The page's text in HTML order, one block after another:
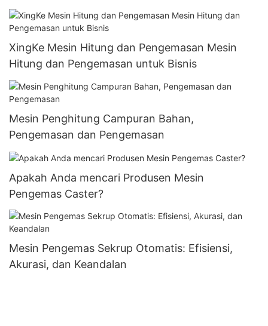
XingKe Mesin Hitung dan Pengemasan Mesin
Hitung dan Pengemasan untuk Bisnis
Mesin Penghitung Campuran Bahan,
Pengemasan dan Pengemasan
Apakah Anda mencari Produsen Mesin
Pengemas Caster?
Mesin Pengemas Sekrup Otomatis: Efisiensi,
Akurasi, dan Keandalan